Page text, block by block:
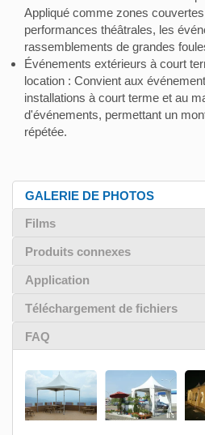
Appliqué comme zones
performances théâtrales, les
rassemblements de grandes
Événements extérieurs à court
location : Convient aux
installations à court terme et au
d'événements, permettant un
répétée.
GALERIE DE PHOTOS
Films
Produits connexes
Application
Téléchargement de fichiers
FAQ